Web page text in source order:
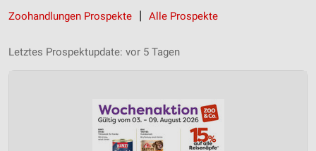
Zoohandlungen Prospekte
Alle Prospekte
Letztes Prospektupdate: vor 5 Tagen